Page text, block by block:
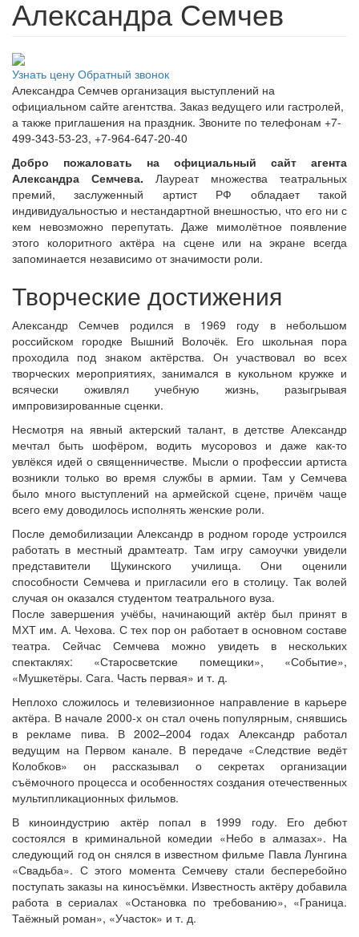
Александра Семчев
Узнать цену Обратный звонок
Александра Семчев организация выступлений на
официальном сайте агентства. Заказ ведущего или гастролей,
а также приглашения на праздник. Звоните по телефонам +7-
499-343-53-23, +7-964-647-20-40
Добро пожаловать на официальный сайт агента
Александра Семчева. Лауреат множества театральных
премий, заслуженный артист РФ обладает такой
индивидуальностью и нестандартной внешностью, что его ни с
кем невозможно перепутать. Даже мимолётное появление
этого колоритного актёра на сцене или на экране всегда
запоминается независимо от значимости роли.
Творческие достижения
Александр Семчев родился в 1969 году в небольшом
российском городке Вышний Волочёк. Его школьная пора
проходила под знаком актёрства. Он участвовал во всех
творческих мероприятиях, занимался в кукольном кружке и
всячески оживлял учебную жизнь, разыгрывая
импровизированные сценки.
Несмотря на явный актерский талант, в детстве Александр
мечтал быть шофёром, водить мусоровоз и даже как-то
увлёкся идей о священничестве. Мысли о профессии артиста
возникли только во время службы в армии. Там у Семчева
было много выступлений на армейской сцене, причём чаще
всего ему доводилось исполнять женские роли.
После демобилизации Александр в родном городе устроился
работать в местный драмтеатр. Там игру самоучки увидели
представители Щукинского училища. Они оценили
способности Семчева и пригласили его в столицу. Так волей
случая он оказался студентом театрального вуза.
После завершения учёбы, начинающий актёр был принят в
МХТ им. А. Чехова. С тех пор он работает в основном составе
театра. Сейчас Семчева можно увидеть в нескольких
спектаклях: «Старосветские помещики», «Событие»,
«Мушкетёры. Сага. Часть первая» и т. д.
Неплохо сложилось и телевизионное направление в карьере
актёра. В начале 2000-х он стал очень популярным, снявшись
в рекламе пива. В 2002–2004 годах Александр работал
ведущим на Первом канале. В передаче «Следствие ведёт
Колобков» он рассказывал о секретах организации
съёмочного процесса и особенностях создания отечественных
мультипликационных фильмов.
В киноиндустрию актёр попал в 1999 году. Его дебют
состоялся в криминальной комедии «Небо в алмазах». На
следующий год он снялся в известном фильме Павла Лунгина
«Свадьба». С этого момента Семчеву стали бесперебойно
поступать заказы на киносъёмки. Известность актёру добавила
работа в сериалах «Остановка по требованию», «Граница.
Таёжный роман», «Участок» и т. д.